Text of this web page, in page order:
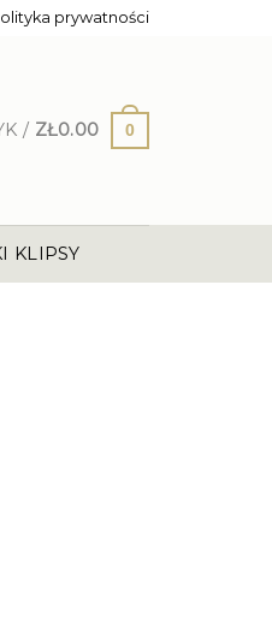
prywatności
/ ZŁ0.00 0
KLIPSY